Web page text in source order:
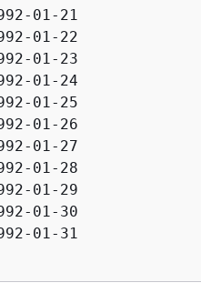
01-21
01-22
01-23
01-24
01-25
01-26
01-27
01-28
01-29
01-30
01-31